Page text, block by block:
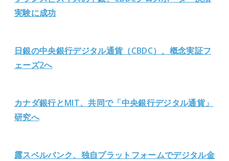
実験に成功
日銀の中央銀行デジタル通貨（CBDC）、概念実証フ
ェーズ2へ
カナダ銀行とMIT、共同で「中央銀行デジタル通貨」
研究へ
露スベルバンク、独自プラットフォームでデジタル金